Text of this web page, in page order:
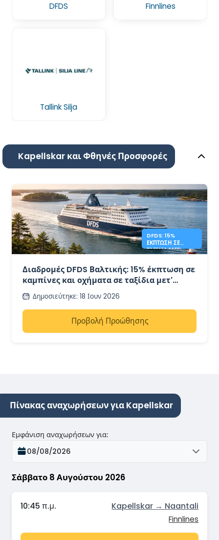
DFDS Finnlines
Tallink Silja
Kapellskar και Φθηνές Προσφορές
DFDS: 15%
ΈΚΠΤΩΣΗ ΣΕ
ΤΑΞΊΔΙΑ ΜΕΤ'
ΒΑΛΤΙΚΉ
Διαδρομές DFDS Βαλτικής: 15% έκπτωση σε
καμπίνες και οχήματα σε ταξίδια μετ'
επιστροφής
Δημοσιεύτηκε: 18 Ιουν 2026
Προβολή Προώθησης
Πίνακας αναχωρήσεων για Kapellskar
Σάββατο 8 Αυγούστου 2026
Εμφάνιση αναχωρήσεων για:
08/08/2026
10:45 π.μ. Kapellskar → Naantali
Finnlines